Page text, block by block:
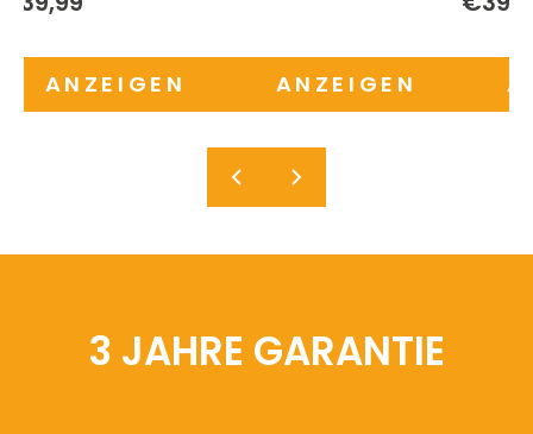
ANZEIGEN ANZEIGEN
3 JAHRE GARANTIE